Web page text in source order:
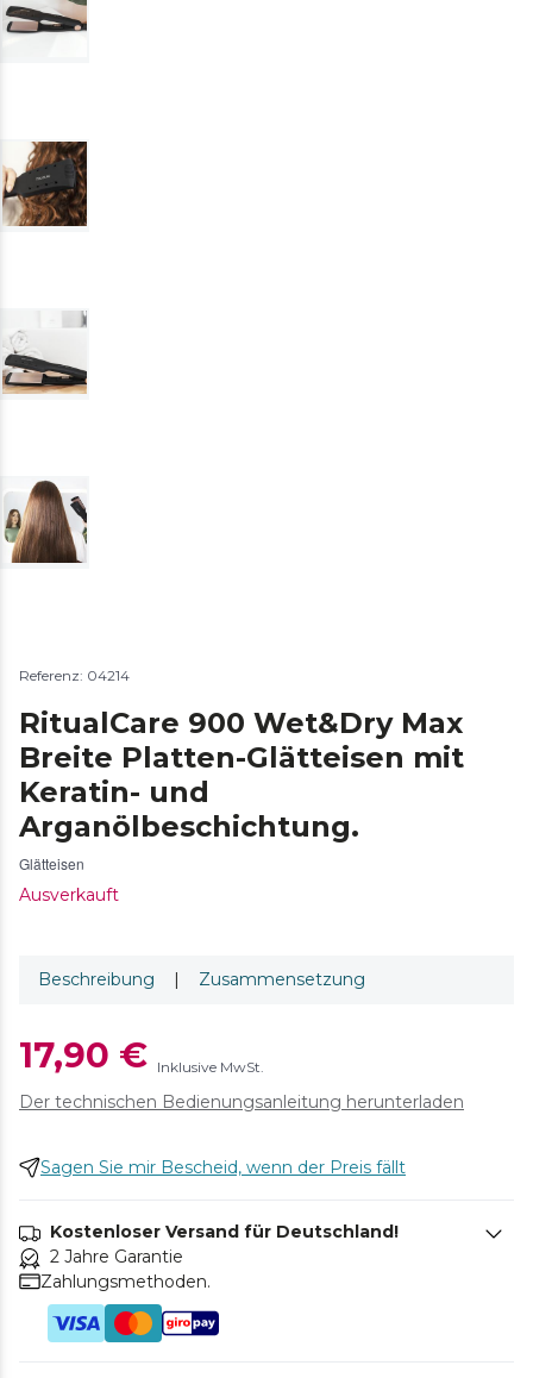
Referenz: 04214
RitualCare 900 Wet&Dry Max
Breite Platten-Glätteisen mit
Keratin- und
Arganölbeschichtung.
Glätteisen
Ausverkauft
Beschreibung | Zusammensetzung
17,90 € Inklusive MwSt.
Der technischen Bedienungsanleitung herunterladen
Sagen Sie mir Bescheid, wenn der Preis fällt
Kostenloser Versand für Deutschland!
2 Jahre Garantie
Zahlungsmethoden.